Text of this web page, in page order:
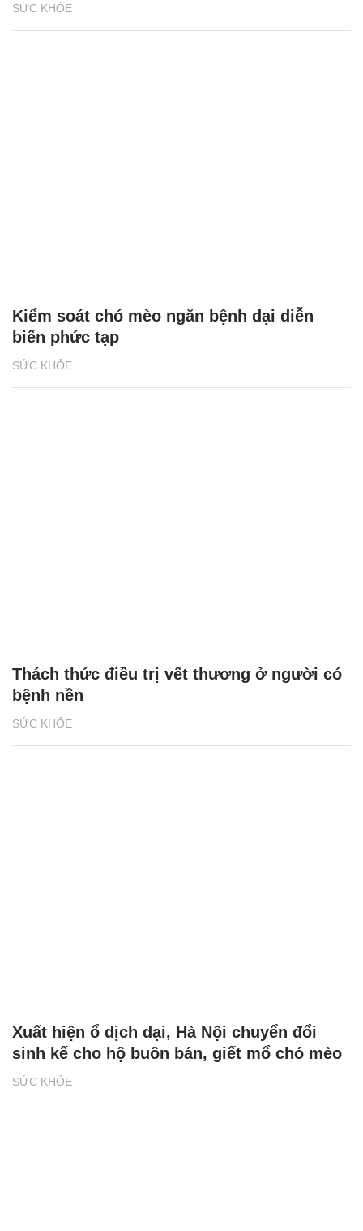
SỨC KHỎE
SỨC KHỎE
Kiểm soát chó mèo ngăn bệnh dại diễn
biến phức tạp
SỨC KHỎE
Thách thức điều trị vết thương ở người có
bệnh nền
SỨC KHỎE
Xuất hiện ổ dịch dại, Hà Nội chuyển đổi
sinh kế cho hộ buôn bán, giết mổ chó mèo